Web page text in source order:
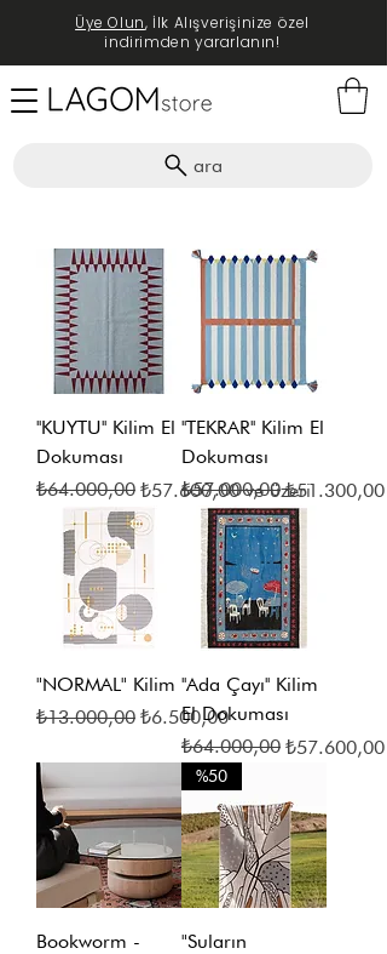
ara
Üye Olun, İlk Alışverişinize özel
indirimden yararlanın!
''KUYTU'' Kilim El
Dokuması
Normal Fiyat
₺64.000,00 ₺57.600,00ve üzeri
İndirimli Fiyat
''TEKRAR'' Kilim El
Dokuması
Normal Fiyat
₺57.000,00 ₺51.300,00
İndirimli Fiyat
"NORMAL" Kilim
Normal Fiyat
₺13.000,00 İndirimli Fiyat
₺6.500,00
''Ada Çayı'' Kilim
El Dokuması
Normal Fiyat
₺64.000,00 ₺57.600,00
İndirimli Fiyat
Bookworm -
%50
"Suların